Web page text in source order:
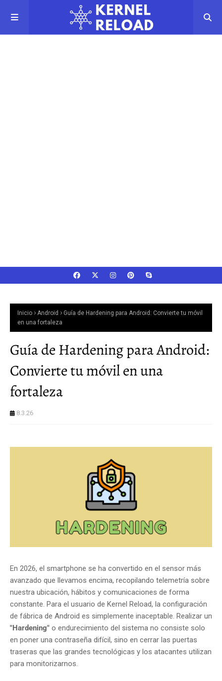
Inicio Android
Guía de Hardening para Android: Convierte tu móvil
en una fortaleza
Guía de Hardening para Android:
Convierte tu móvil en una
fortaleza
8.3.26
En 2026, el smartphone se ha convertido en el sensor más
avanzado que llevamos encima, recopilando telemetría sobre
nuestra ubicación, hábitos y comunicaciones de forma
constante. Para el usuario de Kernel Reload, la configuración
de fábrica de Android es simplemente inaceptable. Realizar un
"Hardening" o endurecimiento del sistema no consiste solo
en poner una contraseña difícil, sino en cerrar las puertas
traseras que las grandes tecnológicas y los atacantes utilizan
para monitorizarnos.